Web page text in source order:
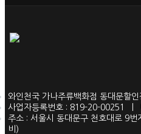
와인천국 가나주류백화점 동대문할인
사업자등록번호 : 819-20-00251 |
주소 : 서울시 동대문구 천호대로 9
비)